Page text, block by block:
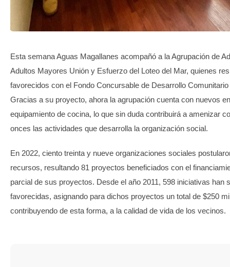
Esta semana Aguas Magallanes acompañó a la Agrupación de
Adultos Mayores Unión y Esfuerzo del Loteo del Mar, quienes
favorecidos con el Fondo Concursable de Desarrollo
Gracias a su proyecto, ahora la agrupación cuenta con nuevos
equipamiento de cocina, lo que sin duda contribuirá a amenizar
onces las actividades que desarrolla la organización social.
En 2022, ciento treinta y nueve organizaciones sociales
recursos, resultando 81 proyectos beneficiados con el
parcial de sus proyectos. Desde el año 2011, 598 iniciativas han
favorecidas, asignando para dichos proyectos un total de $250
contribuyendo de esta forma, a la calidad de vida de los vecinos.